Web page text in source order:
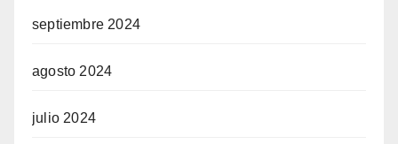
septiembre 2024
agosto 2024
julio 2024